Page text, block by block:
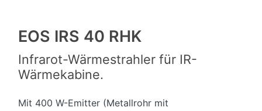
EOS IRS 40 RHK
Infrarot-Wärmestrahler für IR-
Wärmekabine.
Mit 400 W-Emitter (Metallrohr mit